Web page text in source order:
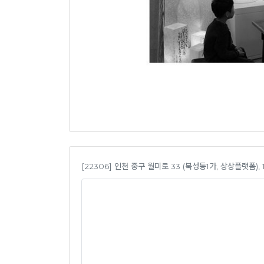
[22306] 인천 중구 월미로 33 (북성동1가, 상상플랫폼),